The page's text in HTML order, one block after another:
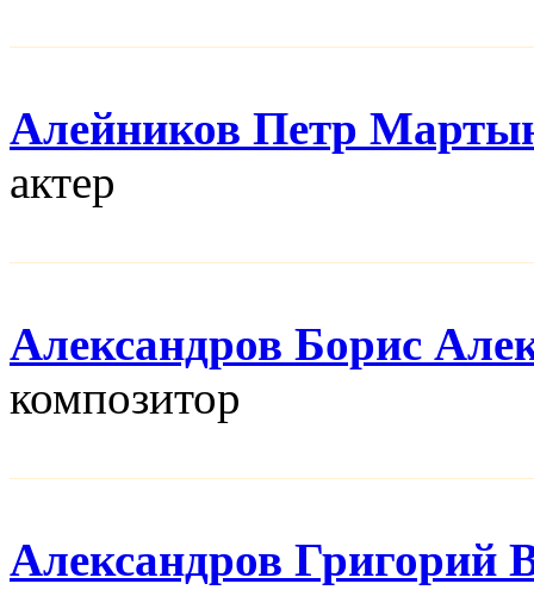
Алейников Петр
актер
Александров Борис
композитор
Александров Григорий